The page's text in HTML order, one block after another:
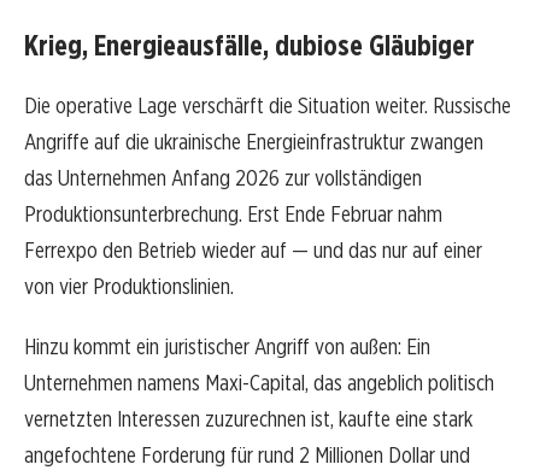
Krieg, Energieausfälle, dubiose Gläubiger
Die operative Lage verschärft die Situation weiter. Russische
Angriffe auf die ukrainische Energieinfrastruktur zwangen
das Unternehmen Anfang 2026 zur vollständigen
Produktionsunterbrechung. Erst Ende Februar nahm
Ferrexpo den Betrieb wieder auf — und das nur auf einer
von vier Produktionslinien.
Hinzu kommt ein juristischer Angriff von außen: Ein
Unternehmen namens Maxi-Capital, das angeblich politisch
vernetzten Interessen zuzurechnen ist, kaufte eine stark
angefochtene Forderung für rund 2 Millionen Dollar und